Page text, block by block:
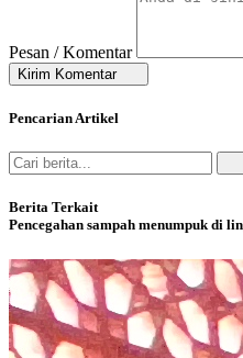
Pesan / Komentar
Kirim Komentar
Pencarian Artikel
Berita Terkait
Pencegahan sampah menumpuk di